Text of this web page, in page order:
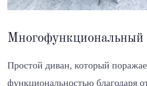
Многофункциональный
Простой диван, который
функциональностью благодаря